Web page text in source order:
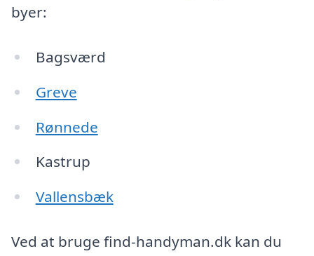
byer:
Bagsværd
Greve
Rønnede
Kastrup
Vallensbæk
Ved at bruge find-handyman.dk kan du